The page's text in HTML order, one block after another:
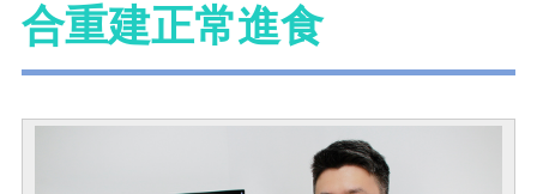
合重建正常進食